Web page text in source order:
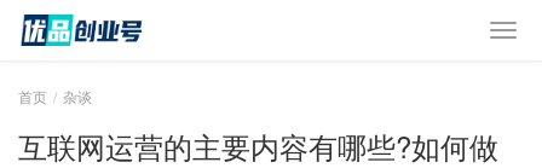
首页 杂谈
互联网运营的主要内容有哪些?如何做